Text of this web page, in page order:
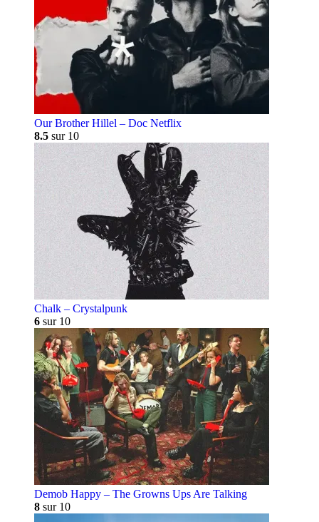
Our Brother Hillel – Doc Netflix
8.5 sur 10
Chalk – Crystalpunk
6 sur 10
Demob Happy – The Growns Ups Are Talking
8 sur 10